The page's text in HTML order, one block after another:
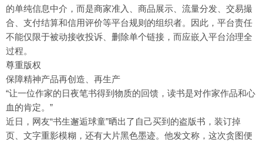
的单纯信息中介，而是商家准入、商品展示、流量分发、交易撮
合、支付结算和信用评价等平台规则的组织者。因此，平台责任
不能仅限于被动接收投诉、删除单个链接，而应嵌入平台治理全
过程。
尊重版权
保障精神产品再创造、再生产
“让一位作家的日夜笔书得到物质的回馈，读书是对作家作品和心
血的肯定。”
近日，网友“书生邂逅球童”晒出了自己买到的盗版书，装订掉
页、文字重影模糊，还有大片黑色墨迹。他发文称，这次贪图便